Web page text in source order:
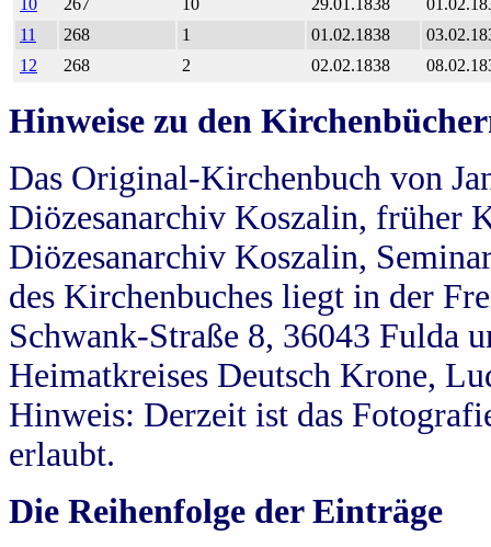
10
267 10 29.01.1838
11
268 1 01.02.1838
12
268 2 02.02.1838
Hinweise zu den
Das Original-Kirchenbuch von
Diözesanarchiv Koszalin, früher
Diözesanarchiv Koszalin,
des Kirchenbuches liegt in der
Schwank-Straße 8, 36043 Fulda
Heimatkreises Deutsch Krone,
Hinweis: Derzeit ist das
erlaubt.
Die Reihenfolge der Einträge